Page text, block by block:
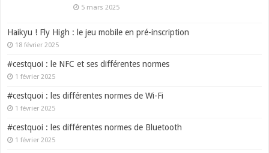
5 mars 2025
Haikyu ! Fly High : le jeu mobile en pré-inscription
18 février 2025
#cestquoi : le NFC et ses différentes normes
1 février 2025
#cestquoi : les différentes normes de Wi-Fi
1 février 2025
#cestquoi : les différentes normes de Bluetooth
1 février 2025